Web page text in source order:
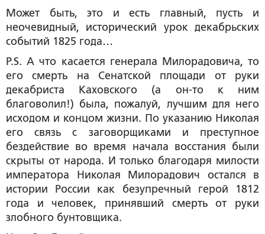
Может быть, это и есть главный, пусть и
неочевидный, исторический урок декабрьских
событий 1825 года…
P.S. А что касается генерала Милорадовича, то
его смерть на Сенатской площади от руки
декабриста Каховского (а он-то к ним
благоволил!) была, пожалуй, лучшим для него
исходом и концом жизни. По указанию Николая
его связь с заговорщиками и преступное
бездействие во время начала восстания были
скрыты от народа. И только благодаря милости
императора Николая Милорадович остался в
истории России как безупречный герой 1812
года и человек, принявший смерть от руки
злобного бунтовщика.